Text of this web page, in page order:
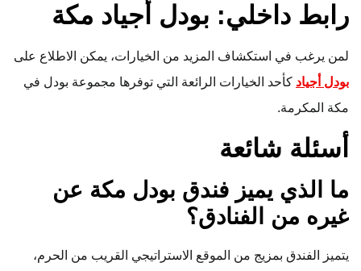
رابط داخلي: بودل أجياد مكة
لمن يرغب في استكشاف المزيد من الخيارات، يمكن الاطلاع على
بودل أجياد كأحد الخيارات الرائعة التي توفرها مجموعة بودل في
مكة المكرمة.
أسئلة شائعة
ما الذي يميز فندق بودل مكة عن
غيره من الفنادق؟
يتميز الفندق بمزيج من الموقع الاستراتيجي القريب من الحرم،